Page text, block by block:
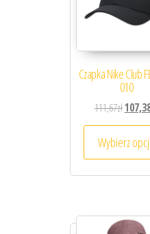
Czapka Nike Club
010
111,67zł
Wybierz